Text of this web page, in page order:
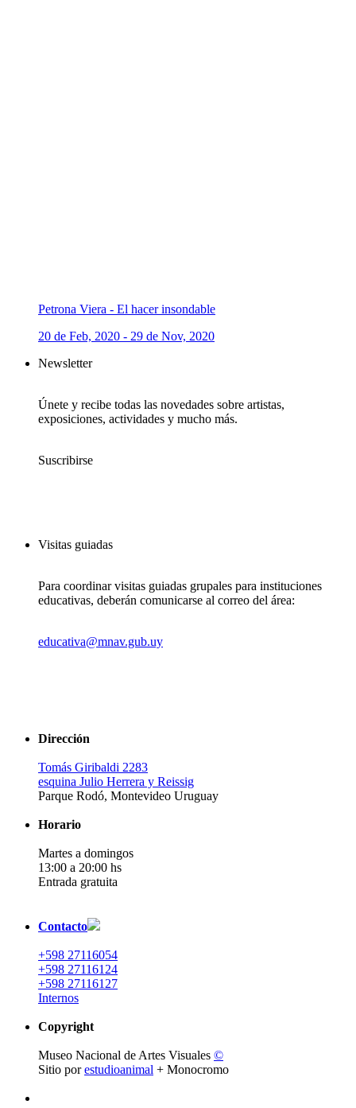
Petrona Viera - El hacer insondable
20 de Feb, 2020 - 29 de Nov, 2020
Newsletter
Únete y recibe todas las novedades sobre artistas,
exposiciones, actividades y mucho más.
Suscribirse
Visitas guiadas
Para coordinar visitas guiadas grupales para instituciones
educativas, deberán comunicarse al correo del área:
educativa@mnav.gub.uy
Dirección
Tomás Giribaldi 2283
esquina Julio Herrera y Reissig
Parque Rodó, Montevideo Uruguay
Horario
Martes a domingos
13:00 a 20:00 hs
Entrada gratuita
Contacto
+598 27116054
+598 27116124
+598 27116127
Internos
Copyright
Museo Nacional de Artes Visuales ©
Sitio porestudioanimal + Monocromo